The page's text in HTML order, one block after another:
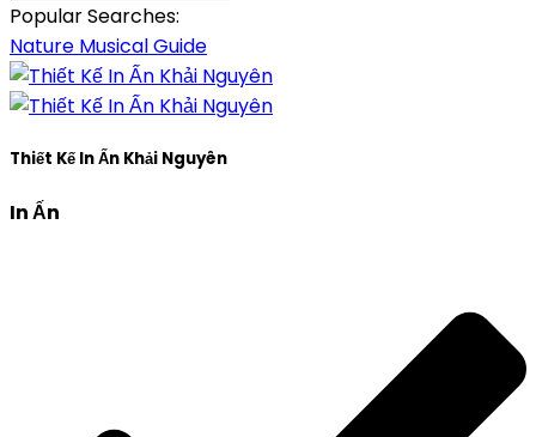
Popular Searches:
Nature MusicalGuide
Thiết Kế In Ấn Khải Nguyên
In Ấn